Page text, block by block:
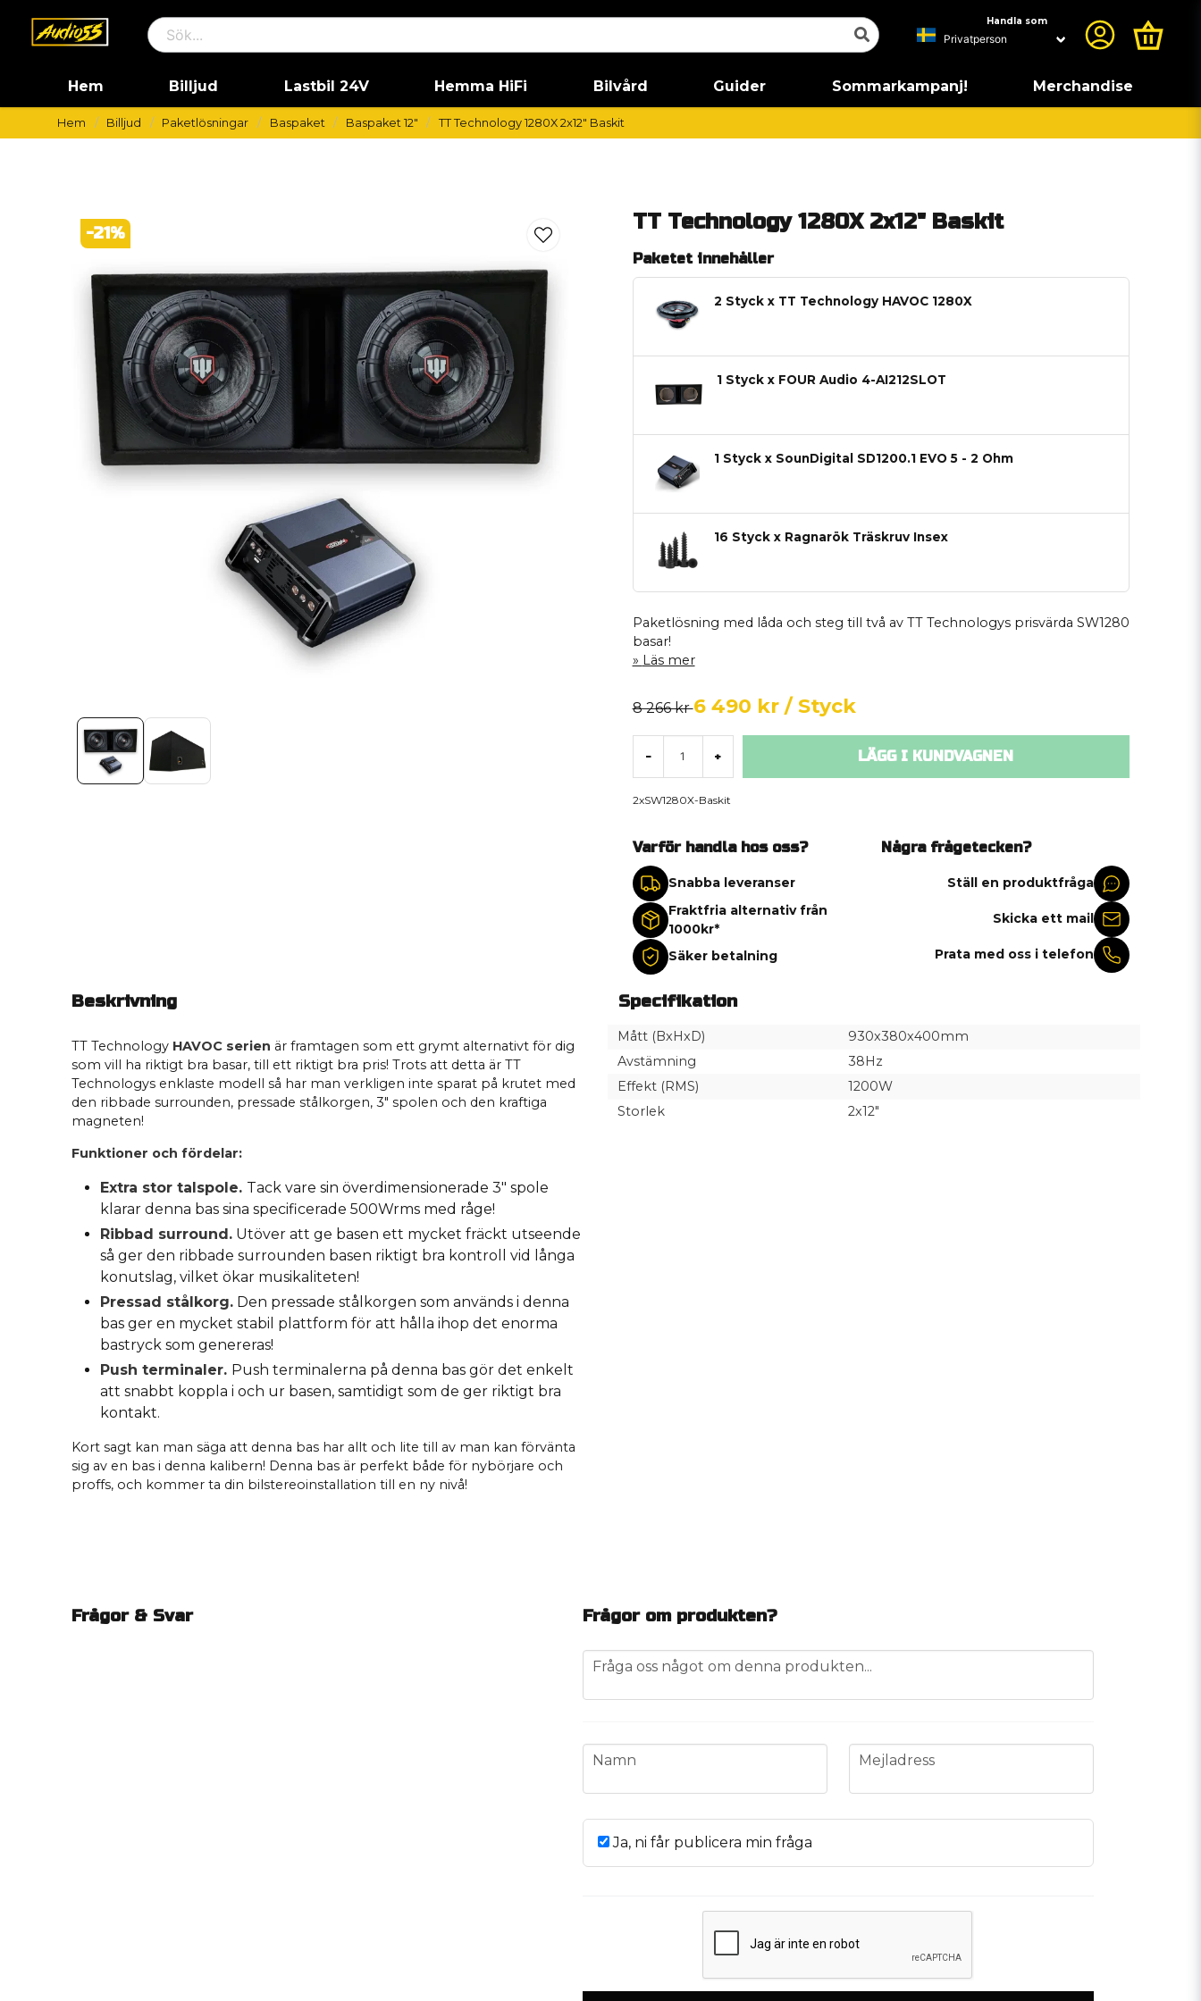
Handla som
Hem Billjud Lastbil 24V Hemma HiFi Bilvård Guider Sommarkampanj! Merchandise
Hem Billjud Paketlösningar Baspaket Baspaket 12" TT Technology 1280X 2x12" Baskit
-21% TT Technology 1280X 2x12" Baskit
Paketet innehåller
2 Styck x TT Technology HAVOC 1280X
1 Styck x FOUR Audio 4-AI212SLOT
1 Styck x SounDigital SD1200.1 EVO 5 - 2 Ohm
16 Styck x Ragnarök Träskruv Insex
Paketlösning med låda och steg till två av TT Technologys prisvärda SW1280
basar!
Läs mer
8 266 kr6 490 kr / Styck
- + LÄGG I KUNDVAGNEN
2xSW1280X-Baskit
Varför handla hos oss?
Snabba leveranser
Fraktfria alternativ från
1000kr*
Säker betalning
Några frågetecken?
Ställ en produktfråga
Skicka ett mail
Prata med oss i telefon
Beskrivning
TT Technology HAVOC serien är framtagen som ett grymt alternativt för dig
som vill ha riktigt bra basar, till ett riktigt bra pris! Trots att detta är TT
Technologys enklaste modell så har man verkligen inte sparat på krutet med
den ribbade surrounden, pressade stålkorgen, 3" spolen och den kraftiga
magneten!
Funktioner och fördelar:
Extra stor talspole. Tack vare sin överdimensionerade 3" spole
klarar denna bas sina specificerade 500Wrms med råge!
Ribbad surround. Utöver att ge basen ett mycket fräckt utseende
så ger den ribbade surrounden basen riktigt bra kontroll vid långa
konutslag, vilket ökar musikaliteten!
Pressad stålkorg. Den pressade stålkorgen som används i denna
bas ger en mycket stabil plattform för att hålla ihop det enorma
bastryck som genereras!
Push terminaler. Push terminalerna på denna bas gör det enkelt
att snabbt koppla i och ur basen, samtidigt som de ger riktigt bra
kontakt.
Kort sagt kan man säga att denna bas har allt och lite till av man kan förvänta
sig av en bas i denna kalibern! Denna bas är perfekt både för nybörjare och
proffs, och kommer ta din bilstereoinstallation till en ny nivå!
Specifikation
Mått (BxHxD)
930x380x400mm
Avstämning
38Hz
Effekt (RMS)
1200W
Storlek
2x12"
Frågor & Svar Frågor om produkten?
question
Fråga oss något om denna produkten...
name
Namn email
Mejladress
Ja, ni får publicera min fråga